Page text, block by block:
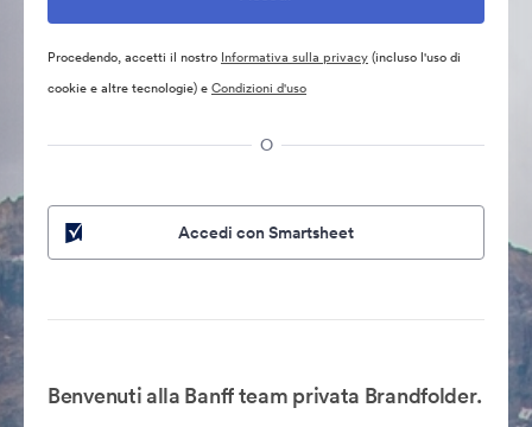
Procedendo, accetti il nostro Informativa sulla privacy(incluso l'uso di
cookie e altre tecnologie) eCondizioni d'uso
O
Accedi con Smartsheet
Benvenuti alla Banff team privata Brandfolder.